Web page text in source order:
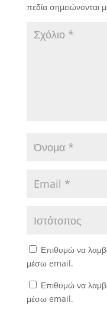
πεδία σημειώνονται
Επιθυμώ να
μέσω email.
Επιθυμώ να
μέσω email.